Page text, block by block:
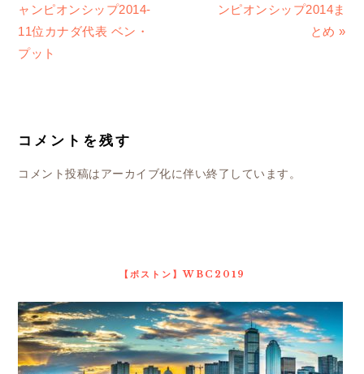
の
投
稿:
ャンピオンシップ2014-
11位カナダ代表 ベン・
プット
の
ンピオンシップ2014ま
とめ »
INTERACTIONS
コメントを残す
コメント投稿はアーカイブ化に伴い終了しています。
サ
イ
ド
バ
【ボストン】WBC2019